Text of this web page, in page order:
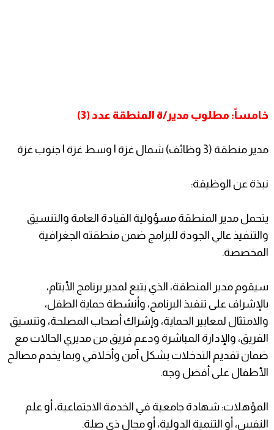
خامساً: مطلوب مدير/ة المنطقة عدد (3)
مدير منطقة (3 وظائف) شمال غزة | وسط غزة | جنوب غزة
نبذة عن الوظيفة:
يتحمل مدير المنطقة مسؤولية القيادة العامة والتنسيق
والتنفيذ عالي الجودة للبرامج ضمن منطقته الجغرافية
المخصصة.
سيقوم مدير المنطقة، الذي يتبع لمدير برنامج الأيتام،
بالإشراف على تنفيذ البرنامج، وأنشطة حماية الطفل،
والامتثال لمعايير الحماية، وإشراك أصحاب المصلحة، وتنسيق
الفريق، والإدارة المباشرة ودعم فريق من مديري الحالات مع
ضمان تقديم التدخلات بشكل آمن وأخلاقي وبما يخدم مصالح
الأطفال على أفضل وجه.
المؤهلات: شهادة جامعية في الخدمة الاجتماعية، أو علم
النفس، أو التنمية الدولية، أو مجال ذي صلة.